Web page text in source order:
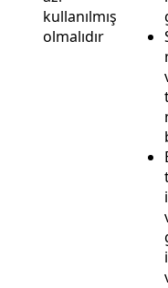
kullanılmış
olmalıdır